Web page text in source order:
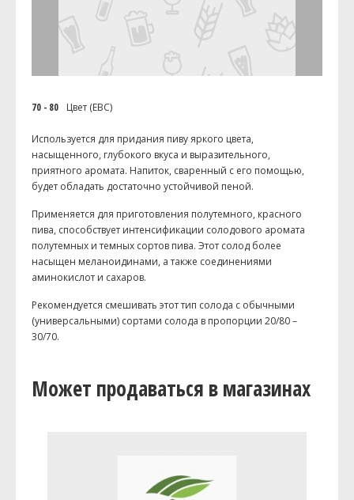
70 - 80 Цвет (EBC)
Используется для придания пиву яркого цвета,
насыщенного, глубокого вкуса и выразительного,
приятного аромата. Напиток, сваренный с его помощью,
будет обладать достаточно устойчивой пеной.
Применяется для приготовления полутемного, красного
пива, способствует интенсификации солодового аромата
полутемных и темных сортов пива. Этот солод более
насыщен меланоидинами, а также соединениями
аминокислот и сахаров.
Рекомендуется смешивать этот тип солода с обычными
(универсальными) сортами солода в пропорции 20/80 –
30/70.
Может продаваться в магазинах